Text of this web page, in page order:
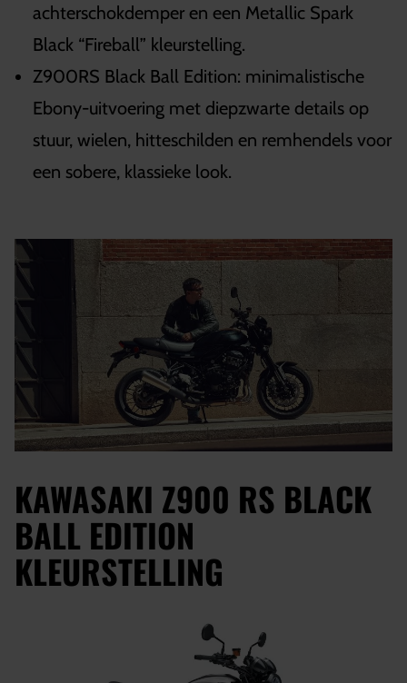
achterschokdemper en een Metallic Spark
Black “Fireball” kleurstelling.
Z900RS Black Ball Edition: minimalistische
Ebony-uitvoering met diepzwarte details op
stuur, wielen, hitteschilden en remhendels voor
een sobere, klassieke look.
KAWASAKI Z900 RS BLACK
BALL EDITION
KLEURSTELLING